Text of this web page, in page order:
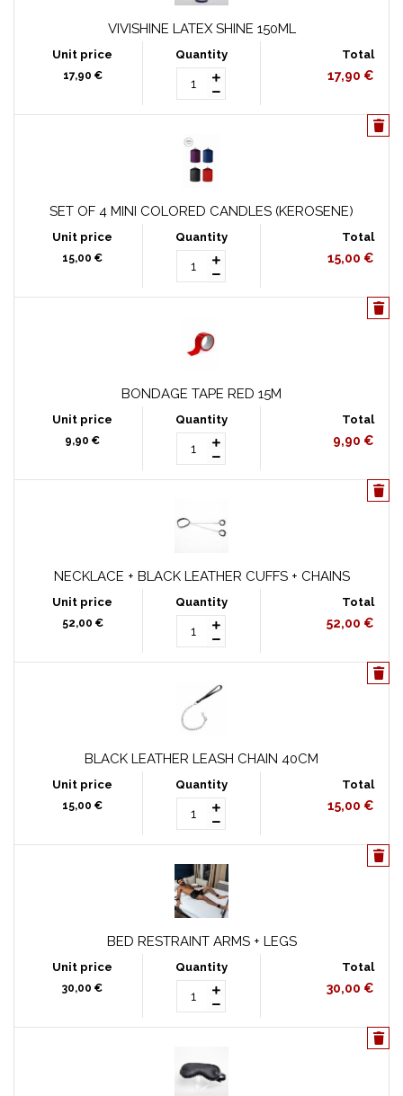
VIVISHINE LATEX SHINE 150ML
17,90 € 17,90 €
SET OF 4 MINI COLORED CANDLES (KEROSENE)
15,00 € 15,00 €
BONDAGE TAPE RED 15M
9,90 € 9,90 €
NECKLACE + BLACK LEATHER CUFFS + CHAINS
52,00 € 52,00 €
BLACK LEATHER LEASH CHAIN 40CM
15,00 € 15,00 €
BED RESTRAINT ARMS + LEGS
30,00 € 30,00 €